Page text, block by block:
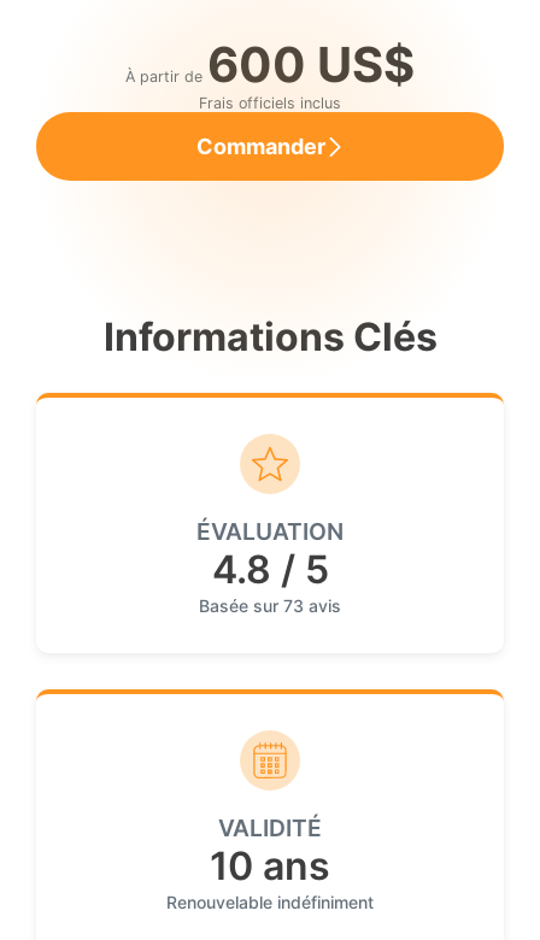
À partir de 600 US$
Frais officiels inclus
Commander
Informations Clés
ÉVALUATION
4.8 / 5
Basée sur 73 avis
VALIDITÉ
10 ans
Renouvelable indéfiniment